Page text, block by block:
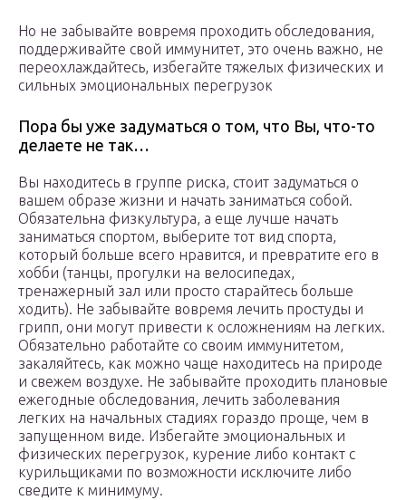
Но не забывайте вовремя проходить обследования,
поддерживайте свой иммунитет, это очень важно, не
переохлаждайтесь, избегайте тяжелых физических и
сильных эмоциональных перегрузок
Пора бы уже задуматься о том, что Вы, что-то
делаете не так…
Вы находитесь в группе риска, стоит задуматься о
вашем образе жизни и начать заниматься собой.
Обязательна физкультура, а еще лучше начать
заниматься спортом, выберите тот вид спорта,
который больше всего нравится, и превратите его в
хобби (танцы, прогулки на велосипедах,
тренажерный зал или просто старайтесь больше
ходить). Не забывайте вовремя лечить простуды и
грипп, они могут привести к осложнениям на легких.
Обязательно работайте со своим иммунитетом,
закаляйтесь, как можно чаще находитесь на природе
и свежем воздухе. Не забывайте проходить плановые
ежегодные обследования, лечить заболевания
легких на начальных стадиях гораздо проще, чем в
запущенном виде. Избегайте эмоциональных и
физических перегрузок, курение либо контакт с
курильщиками по возможности исключите либо
сведите к минимуму.